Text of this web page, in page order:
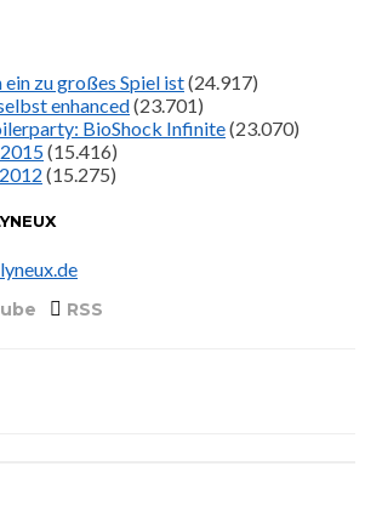
zu großes Spiel ist(24.917)
enhanced(23.701)
BioShock Infinite(23.070)
(15.416)
(15.275)
RSS